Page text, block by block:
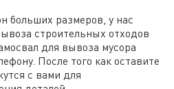
больших размеров, у нас
строительных отходов
для вывоза мусора
После того как оставите
с вами для